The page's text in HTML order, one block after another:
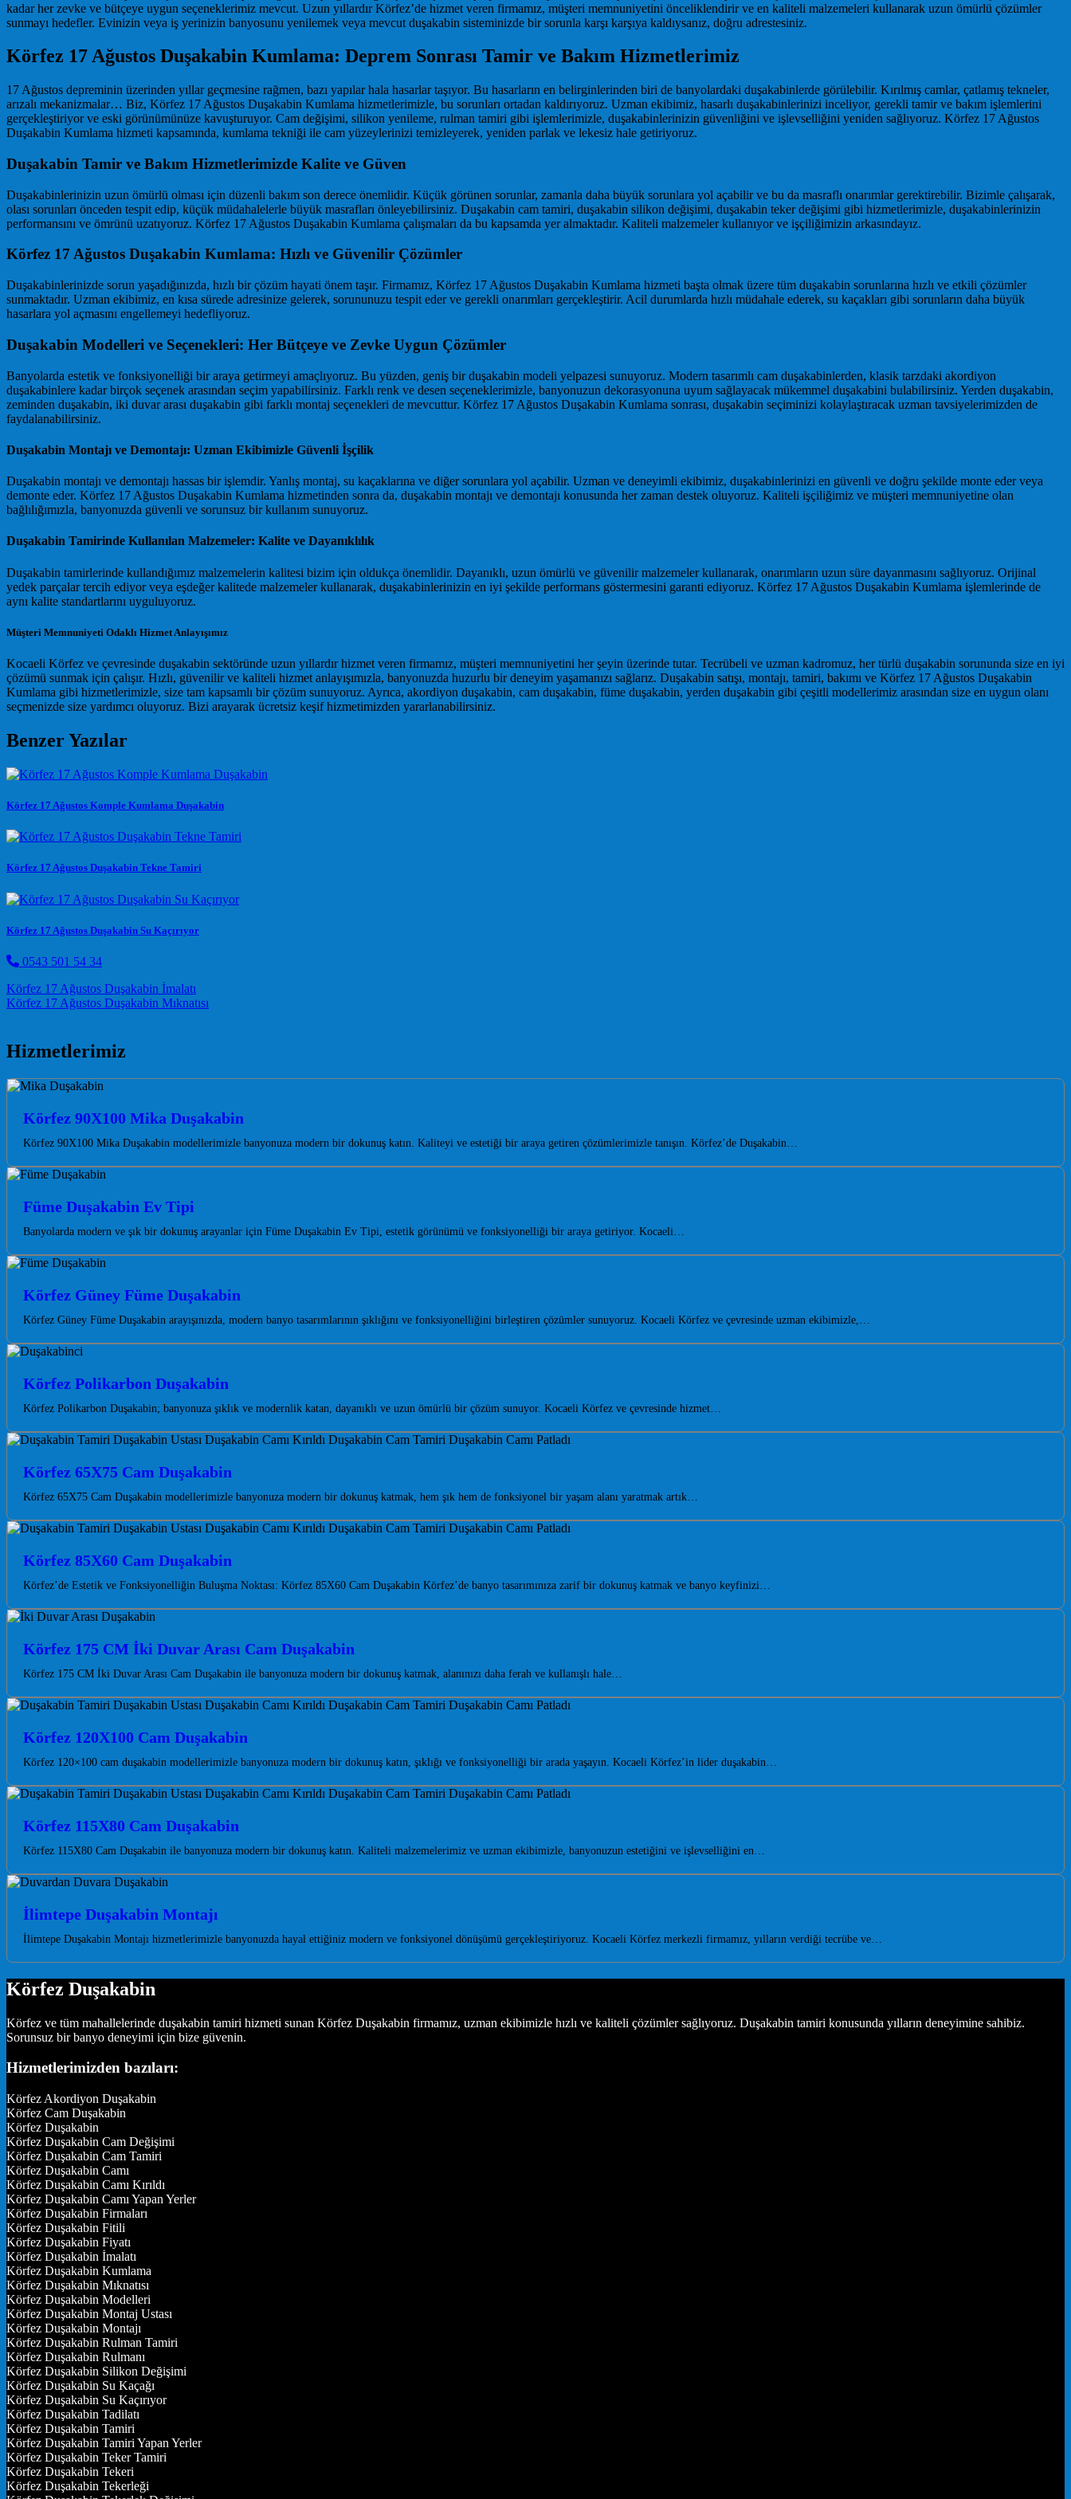
kadar her zevke ve bütçeye uygun seçeneklerimiz mevcut. Uzun yıllardır Körfez’de hizmet veren firmamız, müşteri memnuniyetini önceliklendirir ve en kaliteli malzemeleri kullanarak uzun ömürlü çözümler
sunmayı hedefler. Evinizin veya iş yerinizin banyosunu yenilemek veya mevcut duşakabin sisteminizde bir sorunla karşı karşıya kaldıysanız, doğru adrestesiniz.
Körfez 17 Ağustos Duşakabin Kumlama: Deprem Sonrası Tamir ve Bakım Hizmetlerimiz
17 Ağustos depreminin üzerinden yıllar geçmesine rağmen, bazı yapılar hala hasarlar taşıyor. Bu hasarların en belirginlerinden biri de banyolardaki duşakabinlerde görülebilir. Kırılmış camlar, çatlamış tekneler,
arızalı mekanizmalar… Biz, Körfez 17 Ağustos Duşakabin Kumlama hizmetlerimizle, bu sorunları ortadan kaldırıyoruz. Uzman ekibimiz, hasarlı duşakabinlerinizi inceliyor, gerekli tamir ve bakım işlemlerini
gerçekleştiriyor ve eski görünümünüze kavuşturuyor. Cam değişimi, silikon yenileme, rulman tamiri gibi işlemlerimizle, duşakabinlerinizin güvenliğini ve işlevselliğini yeniden sağlıyoruz. Körfez 17 Ağustos
Duşakabin Kumlama hizmeti kapsamında, kumlama tekniği ile cam yüzeylerinizi temizleyerek, yeniden parlak ve lekesiz hale getiriyoruz.
Duşakabin Tamir ve Bakım Hizmetlerimizde Kalite ve Güven
Duşakabinlerinizin uzun ömürlü olması için düzenli bakım son derece önemlidir. Küçük görünen sorunlar, zamanla daha büyük sorunlara yol açabilir ve bu da masraflı onarımlar gerektirebilir. Bizimle çalışarak,
olası sorunları önceden tespit edip, küçük müdahalelerle büyük masrafları önleyebilirsiniz. Duşakabin cam tamiri, duşakabin silikon değişimi, duşakabin teker değişimi gibi hizmetlerimizle, duşakabinlerinizin
performansını ve ömrünü uzatıyoruz. Körfez 17 Ağustos Duşakabin Kumlama çalışmaları da bu kapsamda yer almaktadır. Kaliteli malzemeler kullanıyor ve işçiliğimizin arkasındayız.
Körfez 17 Ağustos Duşakabin Kumlama: Hızlı ve Güvenilir Çözümler
Duşakabinlerinizde sorun yaşadığınızda, hızlı bir çözüm hayati önem taşır. Firmamız, Körfez 17 Ağustos Duşakabin Kumlama hizmeti başta olmak üzere tüm duşakabin sorunlarına hızlı ve etkili çözümler
sunmaktadır. Uzman ekibimiz, en kısa sürede adresinize gelerek, sorununuzu tespit eder ve gerekli onarımları gerçekleştirir. Acil durumlarda hızlı müdahale ederek, su kaçakları gibi sorunların daha büyük
hasarlara yol açmasını engellemeyi hedefliyoruz.
Duşakabin Modelleri ve Seçenekleri: Her Bütçeye ve Zevke Uygun Çözümler
Banyolarda estetik ve fonksiyonelliği bir araya getirmeyi amaçlıyoruz. Bu yüzden, geniş bir duşakabin modeli yelpazesi sunuyoruz. Modern tasarımlı cam duşakabinlerden, klasik tarzdaki akordiyon
duşakabinlere kadar birçok seçenek arasından seçim yapabilirsiniz. Farklı renk ve desen seçeneklerimizle, banyonuzun dekorasyonuna uyum sağlayacak mükemmel duşakabini bulabilirsiniz. Yerden duşakabin,
zeminden duşakabin, iki duvar arası duşakabin gibi farklı montaj seçenekleri de mevcuttur. Körfez 17 Ağustos Duşakabin Kumlama sonrası, duşakabin seçiminizi kolaylaştıracak uzman tavsiyelerimizden de
faydalanabilirsiniz.
Duşakabin Montajı ve Demontajı: Uzman Ekibimizle Güvenli İşçilik
Duşakabin montajı ve demontajı hassas bir işlemdir. Yanlış montaj, su kaçaklarına ve diğer sorunlara yol açabilir. Uzman ve deneyimli ekibimiz, duşakabinlerinizi en güvenli ve doğru şekilde monte eder veya
demonte eder. Körfez 17 Ağustos Duşakabin Kumlama hizmetinden sonra da, duşakabin montajı ve demontajı konusunda her zaman destek oluyoruz. Kaliteli işçiliğimiz ve müşteri memnuniyetine olan
bağlılığımızla, banyonuzda güvenli ve sorunsuz bir kullanım sunuyoruz.
Duşakabin Tamirinde Kullanılan Malzemeler: Kalite ve Dayanıklılık
Duşakabin tamirlerinde kullandığımız malzemelerin kalitesi bizim için oldukça önemlidir. Dayanıklı, uzun ömürlü ve güvenilir malzemeler kullanarak, onarımların uzun süre dayanmasını sağlıyoruz. Orijinal
yedek parçalar tercih ediyor veya eşdeğer kalitede malzemeler kullanarak, duşakabinlerinizin en iyi şekilde performans göstermesini garanti ediyoruz. Körfez 17 Ağustos Duşakabin Kumlama işlemlerinde de
aynı kalite standartlarını uyguluyoruz.
Müşteri Memnuniyeti Odaklı Hizmet Anlayışımız
Kocaeli Körfez ve çevresinde duşakabin sektöründe uzun yıllardır hizmet veren firmamız, müşteri memnuniyetini her şeyin üzerinde tutar. Tecrübeli ve uzman kadromuz, her türlü duşakabin sorununda size en iyi
çözümü sunmak için çalışır. Hızlı, güvenilir ve kaliteli hizmet anlayışımızla, banyonuzda huzurlu bir deneyim yaşamanızı sağlarız. Duşakabin satışı, montajı, tamiri, bakımı ve Körfez 17 Ağustos Duşakabin
Kumlama gibi hizmetlerimizle, size tam kapsamlı bir çözüm sunuyoruz. Ayrıca, akordiyon duşakabin, cam duşakabin, füme duşakabin, yerden duşakabin gibi çeşitli modellerimiz arasından size en uygun olanı
seçmenizde size yardımcı oluyoruz. Bizi arayarak ücretsiz keşif hizmetimizden yararlanabilirsiniz.
Benzer Yazılar
Körfez 17 Ağustos Komple Kumlama Duşakabin
Körfez 17 Ağustos Duşakabin Tekne Tamiri
Körfez 17 Ağustos Duşakabin Su Kaçırıyor
0543 501 54 34
Post navigation
Körfez 17 Ağustos Duşakabin İmalatı
Körfez 17 Ağustos Duşakabin Mıknatısı
Hizmetlerimiz
Körfez 90X100 Mika Duşakabin
Körfez 90X100 Mika Duşakabin modellerimizle banyonuza modern bir dokunuş katın. Kaliteyi ve estetiği bir araya getiren çözümlerimizle tanışın. Körfez’de Duşakabin…
Füme Duşakabin Ev Tipi
Banyolarda modern ve şık bir dokunuş arayanlar için Füme Duşakabin Ev Tipi, estetik görünümü ve fonksiyonelliği bir araya getiriyor. Kocaeli…
Körfez Güney Füme Duşakabin
Körfez Güney Füme Duşakabin arayışınızda, modern banyo tasarımlarının şıklığını ve fonksiyonelliğini birleştiren çözümler sunuyoruz. Kocaeli Körfez ve çevresinde uzman ekibimizle,…
Körfez Polikarbon Duşakabin
Körfez Polikarbon Duşakabin; banyonuza şıklık ve modernlik katan, dayanıklı ve uzun ömürlü bir çözüm sunuyor. Kocaeli Körfez ve çevresinde hizmet…
Körfez 65X75 Cam Duşakabin
Körfez 65X75 Cam Duşakabin modellerimizle banyonuza modern bir dokunuş katmak, hem şık hem de fonksiyonel bir yaşam alanı yaratmak artık…
Körfez 85X60 Cam Duşakabin
Körfez’de Estetik ve Fonksiyonelliğin Buluşma Noktası: Körfez 85X60 Cam Duşakabin Körfez’de banyo tasarımınıza zarif bir dokunuş katmak ve banyo keyfinizi…
Körfez 175 CM İki Duvar Arası Cam Duşakabin
Körfez 175 CM İki Duvar Arası Cam Duşakabin ile banyonuza modern bir dokunuş katmak, alanınızı daha ferah ve kullanışlı hale…
Körfez 120X100 Cam Duşakabin
Körfez 120×100 cam duşakabin modellerimizle banyonuza modern bir dokunuş katın, şıklığı ve fonksiyonelliği bir arada yaşayın. Kocaeli Körfez’in lider duşakabin…
Körfez 115X80 Cam Duşakabin
Körfez 115X80 Cam Duşakabin ile banyonuza modern bir dokunuş katın. Kaliteli malzemelerimiz ve uzman ekibimizle, banyonuzun estetiğini ve işlevselliğini en…
İlimtepe Duşakabin Montajı
İlimtepe Duşakabin Montajı hizmetlerimizle banyonuzda hayal ettiğiniz modern ve fonksiyonel dönüşümü gerçekleştiriyoruz. Kocaeli Körfez merkezli firmamız, yılların verdiği tecrübe ve…
Körfez Duşakabin
Körfez ve tüm mahallelerinde duşakabin tamiri hizmeti sunan Körfez Duşakabin firmamız, uzman ekibimizle hızlı ve kaliteli çözümler sağlıyoruz. Duşakabin tamiri konusunda yılların deneyimine sahibiz.
Sorunsuz bir banyo deneyimi için bize güvenin.
Hizmetlerimizden bazıları:
Körfez Akordiyon Duşakabin
Körfez Cam Duşakabin
Körfez Duşakabin
Körfez Duşakabin Cam Değişimi
Körfez Duşakabin Cam Tamiri
Körfez Duşakabin Camı
Körfez Duşakabin Camı Kırıldı
Körfez Duşakabin Camı Yapan Yerler
Körfez Duşakabin Firmaları
Körfez Duşakabin Fitili
Körfez Duşakabin Fiyatı
Körfez Duşakabin İmalatı
Körfez Duşakabin Kumlama
Körfez Duşakabin Mıknatısı
Körfez Duşakabin Modelleri
Körfez Duşakabin Montaj Ustası
Körfez Duşakabin Montajı
Körfez Duşakabin Rulman Tamiri
Körfez Duşakabin Rulmanı
Körfez Duşakabin Silikon Değişimi
Körfez Duşakabin Su Kaçağı
Körfez Duşakabin Su Kaçırıyor
Körfez Duşakabin Tadilatı
Körfez Duşakabin Tamiri
Körfez Duşakabin Tamiri Yapan Yerler
Körfez Duşakabin Teker Tamiri
Körfez Duşakabin Tekeri
Körfez Duşakabin Tekerleği